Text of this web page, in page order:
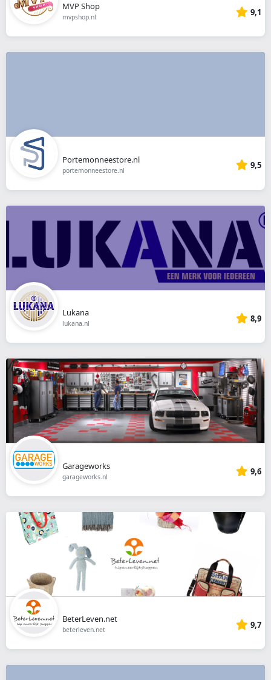
MVP Shop
mvpshop.nl 9,1
Portemonneestore.nl
portemonneestore.nl 9,5
Lukana
lukana.nl 8,9
Garageworks
garageworks.nl 9,6
BeterLeven.net
beterleven.net 9,7